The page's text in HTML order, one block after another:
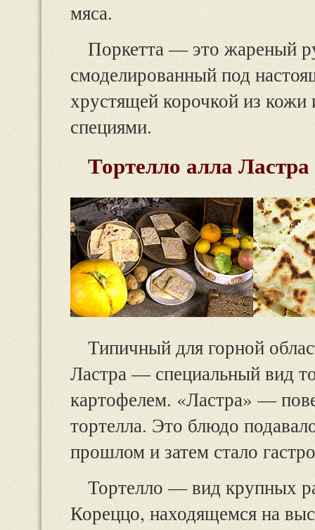
мяса.
Поркетта — это жареный
смоделированный под
хрустящей корочкой из
специями.
Тортелло алла
Типичный для горной
Ластра — специальный вид
картофелем. «Ластра» —
тортелла. Это блюдо
прошлом и затем стало
Тортелло — вид крупных
Кореццо, находящемся на